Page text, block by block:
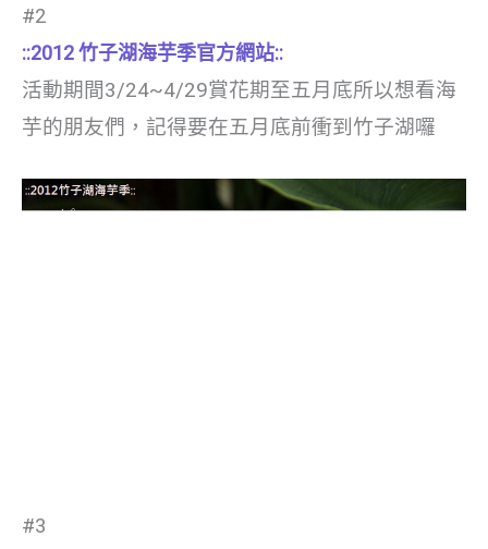
#2
::2012 竹子湖海芋季官方網站::
活動期間3/24~4/29賞花期至五月底所以想看海
芋的朋友們，記得要在五月底前衝到竹子湖囉
#3